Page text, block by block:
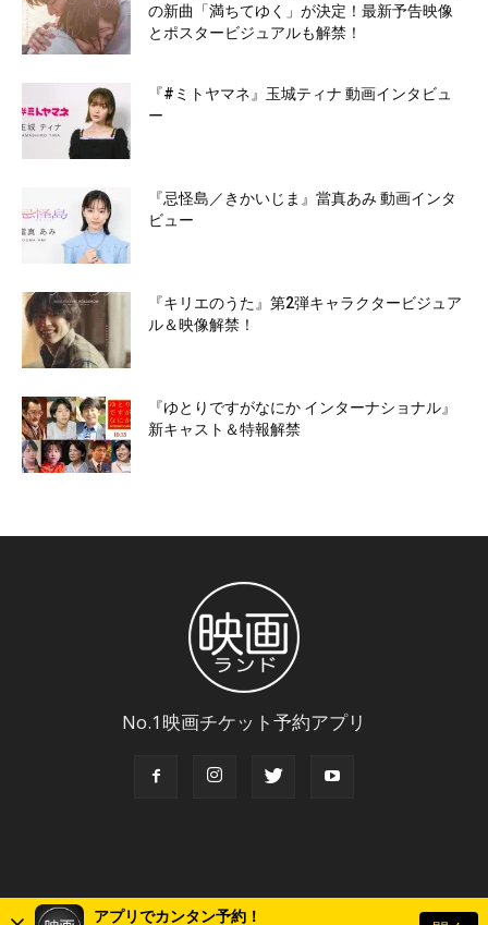
アプリでカンタン予約！
の新曲「満ちてゆく」が決定！最新予告映像
とポスタービジュアルも解禁！
『#ミトヤマネ』玉城ティナ 動画インタビュ
ー
『忌怪島／きかいじま』當真あみ 動画インタ
ビュー
『キリエのうた』第2弾キャラクタービジュア
ル＆映像解禁！
『ゆとりですがなにか インターナショナル』
新キャスト＆特報解禁
No.1映画チケット予約アプリ